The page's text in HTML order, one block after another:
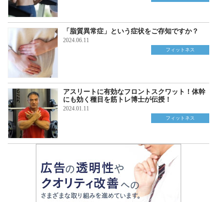
「脂質異常症」という症状をご存知ですか？
2024.06.11
フィットネス
アスリートに有効なフロントスクワット！体幹
にも効く種目を筋トレ博士が伝授！
2024.01.11
フィットネス